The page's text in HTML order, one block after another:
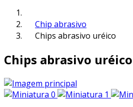
Chip abrasivo
Chips abrasivo uréico
Chips abrasivo uréico